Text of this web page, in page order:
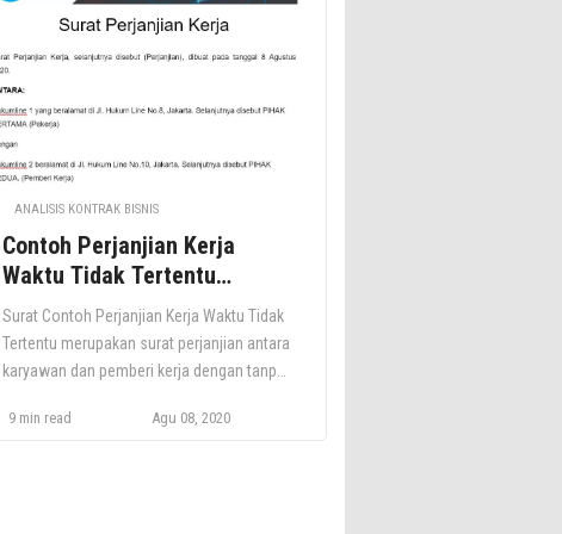
kerja proyek, Anda harus memahami
ANALISIS KONTRAK BISNIS
Contoh Perjanjian Kerja
Waktu Tidak Tertentu
Terlengkap
Surat Contoh Perjanjian Kerja Waktu Tidak
Tertentu merupakan surat perjanjian antara
karyawan dan pemberi kerja dengan tanpa
waktu/lamanya karyawan bekerja. Anda
9 min read Agu 08, 2020